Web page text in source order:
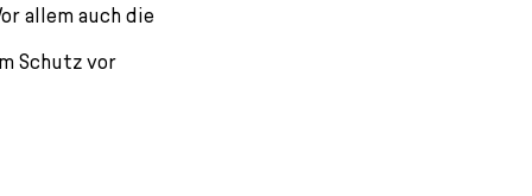
allem auch die
Schutz vor